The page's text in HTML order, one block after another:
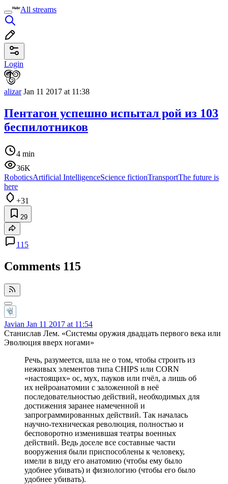
All streams
Login
alizarJan 11 2017 at 11:38
Пентагон успешно испытал рой из 103
беспилотников
4 min
36K
RoboticsArtificial IntelligenceScience fictionTransportThe future is
here
+31
29
115
Comments 115
Javian Jan 11 2017 at 11:54
Станислав Лем. «Системы оружия двадцать первого века или
Эволюция вверх ногами»
Речь, разумеется, шла не о том, чтобы строить из
неживых элементов типа CHIPS или CORN
«настоящих» ос, мух, пауков или пчёл, а лишь об
их нейроанатомии с заложенной в неё
последовательностью действий, необходимых для
достижения заранее намеченной и
запрограммированных действий. Так началась
научно-техническая революция, полностью и
бесповоротно изменившая театры военных
действий. Ведь доселе все составные части
вооружения были приспособлены к человеку,
имели в виду его анатомию (чтобы ему было
удобнее убивать) и физиологию (чтобы его было
удобнее убивать).